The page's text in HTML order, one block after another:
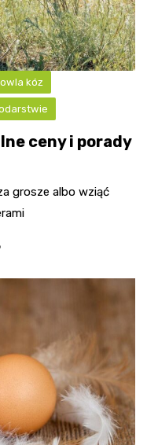
kóz
ceny i porady
grosze albo wziąć